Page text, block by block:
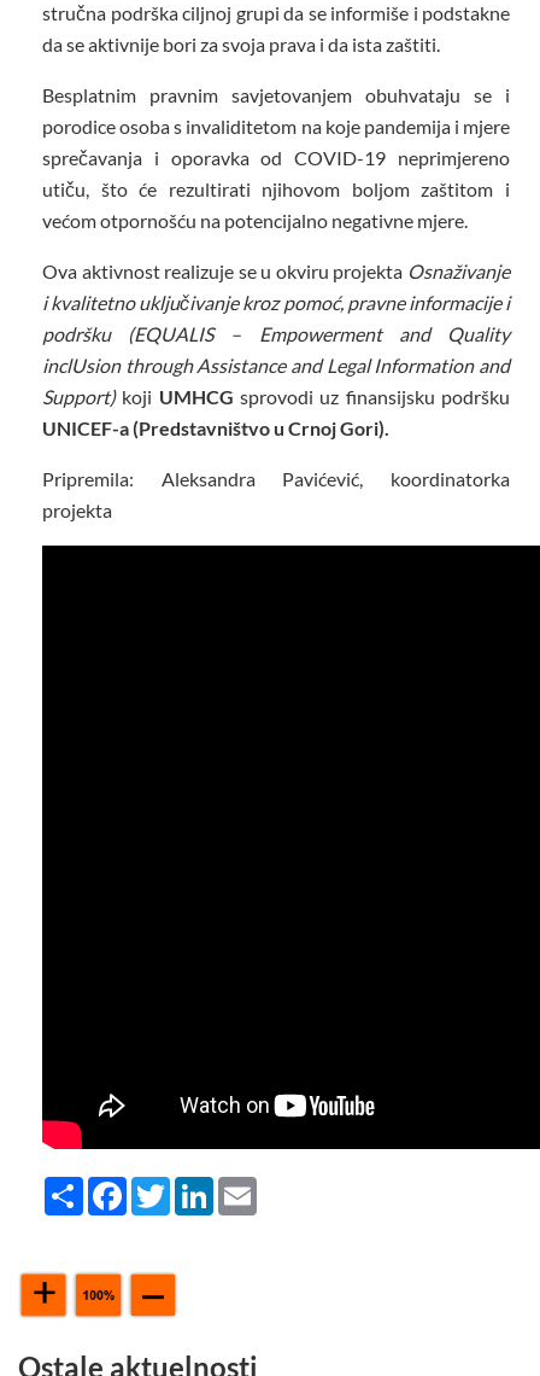
stručna podrška ciljnoj grupi da se informiše i podstakne
da se aktivnije bori za svoja prava i da ista zaštiti.
Besplatnim pravnim savjetovanjem obuhvataju se i
porodice osoba s invaliditetom na koje pandemija i mjere
sprečavanja i oporavka od COVID-19 neprimjereno
utiču, što će rezultirati njihovom boljom zaštitom i
većom otpornošću na potencijalno negativne mjere.
Ova aktivnost realizuje se u okviru projekta Osnaživanje
i kvalitetno uključivanje kroz pomoć, pravne informacije i
podršku (EQUALIS – Empowerment and Quality
inclUsion through Assistance and Legal Information and
Support)koji UMHCG sprovodi uz finansijsku podršku
UNICEF-a (Predstavništvo u Crnoj Gori).
Pripremila: Aleksandra Pavićević, koordinatorka
projekta
Share FacebookTwitterLinkedIn
Ostale aktuelnosti